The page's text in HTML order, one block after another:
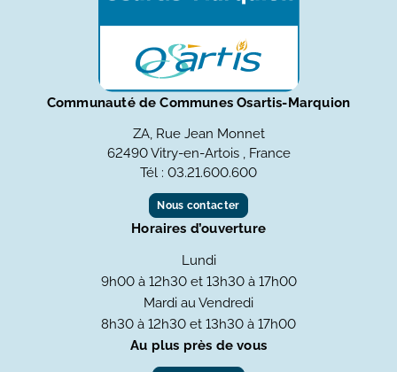
Communauté de Communes Osartis-Marquion
ZA, Rue Jean Monnet
62490 Vitry-en-Artois , France
Tél : 03.21.600.600
Nous contacter
Horaires d’ouverture
Lundi
9h00 à 12h30 et 13h30 à 17h00
Mardi au Vendredi
8h30 à 12h30 et 13h30 à 17h00
Au plus près de vous